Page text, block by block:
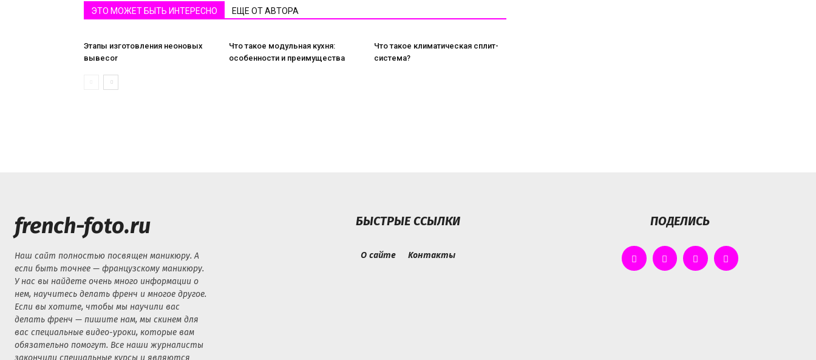
ЭТО МОЖЕТ БЫТЬ ИНТЕРЕСНО ЕЩЕ ОТ АВТОРА
Этапы изготовления неоновых
вывесоr
Что такое модульная кухня:
особенности и преимущества
Что такое климатическая сплит-
система?
french-foto.ru
Наш сайт полностью посвящен маникюру. А
если быть точнее — французскому маникюру.
У нас вы найдете очень много информации о
нем, научитесь делать френч и многое другое.
Если вы хотите, чтобы мы научили вас
делать френч — пишите нам, мы скинем для
вас специальные видео-уроки, которые вам
обязательно помогут. Все наши журналисты
БЫСТРЫЕ ССЫЛКИ
О сайте Контакты
ПОДЕЛИСЬ